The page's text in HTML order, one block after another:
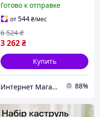
сковорода, Набор
кастрюль для
электроплиты, Набор
посуды большой, MTS
Готово к отправке
от544₴/мес
3 262₴
6 524 ₴
Купить
Интернет Магазин "StepShop" 88%